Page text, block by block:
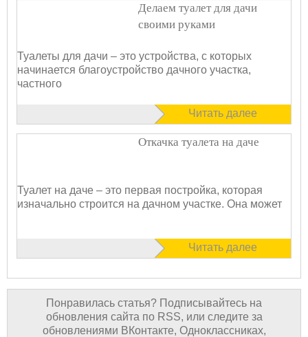
Делаем туалет для дачи
своими руками
Туалеты для дачи – это устройства, с которых
начинается благоустройство дачного участка,
частного
Читать далее
Откачка туалета на даче
Туалет на даче – это первая постройка, которая
изначально строится на дачном участке. Она может
Читать далее
Понравилась статья? Подписывайтесь на
обновления сайта по RSS, или следите за
обновлениями ВКонтакте, Одноклассниках,